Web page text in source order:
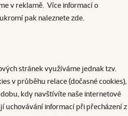
v reklamě. Více informací o
pak naleznetezde.
stránek využíváme jednak tzv.
v průběhu relace (dočasné cookies),
kdy navštívíte naše internetové
uchovávání informací při přecházení z